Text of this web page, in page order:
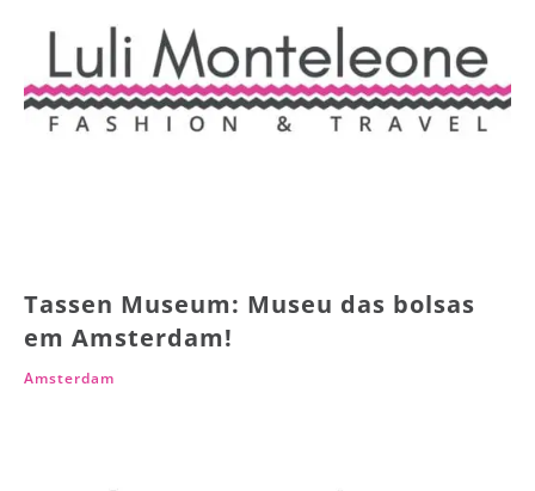
Tassen Museum: Museu das bolsas
em Amsterdam!
Amsterdam